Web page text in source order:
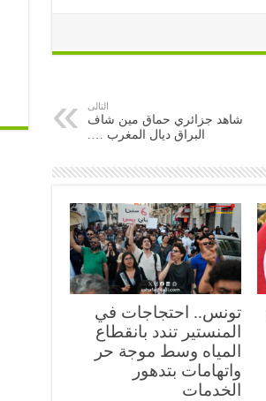
التالى
شاهد جزائري حماق مين شاف
البراق ديال المغرب ….
تونس.. احتجاجات في
المنستير تندد بانقطاع
المياه وسط موجة حر
واتهامات بتدهور
الخدمات